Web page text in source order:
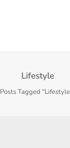
Lifestyle
Posts Tagged